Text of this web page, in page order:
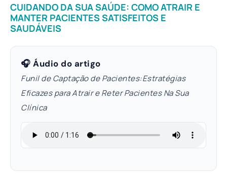
CUIDANDO DA SUA SAÚDE: COMO ATRAIR E
MANTER PACIENTES SATISFEITOS E
SAUDÁVEIS
🎧 Áudio do artigo
Funil de Captação de Pacientes:Estratégias
Eficazes para Atrair e Reter Pacientes Na Sua
Clínica